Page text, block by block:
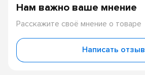
Нам важно ваше мнение
Расскажите своё мнение о товаре
Написать отзыв